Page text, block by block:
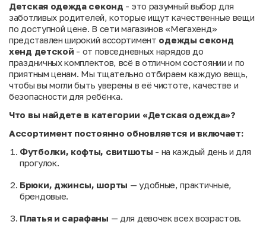
Детская одежда секонд - это разумный выбор для
заботливых родителей, которые ищут качественные вещи
по доступной цене. В сети магазинов «Мегахенд»
представлен широкий ассортимент одежды секонд
хенд детской - от повседневных нарядов до
праздничных комплектов, всё в отличном состоянии и по
приятным ценам. Мы тщательно отбираем каждую вещь,
чтобы вы могли быть уверены в её чистоте, качестве и
безопасности для ребёнка.
Что вы найдете в категории «Детская одежда»?
Ассортимент постоянно обновляется и включает:
Футболки, кофты, свитшоты - на каждый день и для
прогулок.
Брюки, джинсы, шорты — удобные, практичные,
брендовые.
Платья и сарафаны — для девочек всех возрастов.